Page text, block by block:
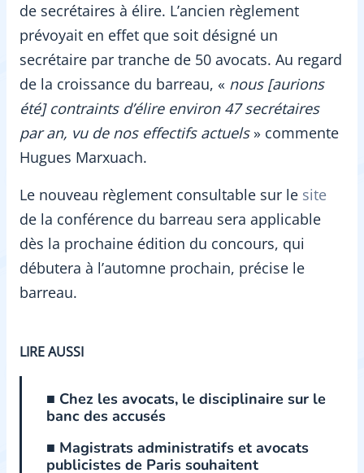
de secrétaires à élire. L’ancien règlement
prévoyait en effet que soit désigné un
secrétaire par tranche de 50 avocats. Au regard
de la croissance du barreau, « nous [aurions
été] contraints d’élire environ 47 secrétaires
par an, vu de nos effectifs actuels » commente
Hugues Marxuach.
Le nouveau règlement consultable sur le site
de la conférence du barreau sera applicable
dès la prochaine édition du concours, qui
débutera à l’automne prochain, précise le
barreau.
LIRE AUSSI
■ Chez les avocats, le disciplinaire sur le
banc des accusés
■ Magistrats administratifs et avocats
publicistes de Paris souhaitent